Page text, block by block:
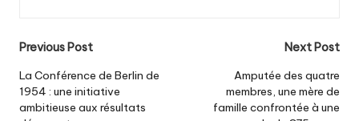
Post
navigation
Previous Post
La Conférence de Berlin de
1954 : une initiative
ambitieuse aux résultats
Next Post
Amputée des quatre
membres, une mère de
famille confrontée à une